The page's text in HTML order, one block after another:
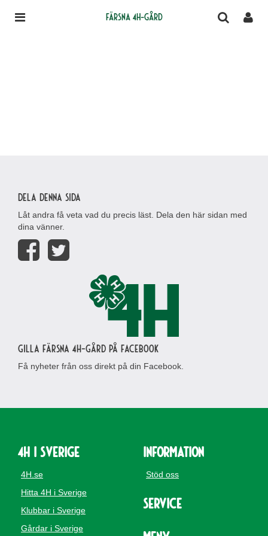
Färsna 4H-gård
Dela denna sida
Låt andra få veta vad du precis läst. Dela den här sidan med
dina vänner.
Gilla Färsna 4H-gård på Facebook
Få nyheter från oss direkt på din Facebook.
4H i Sverige
4H.se
Hitta 4H i Sverige
Klubbar i Sverige
Gårdar i Sverige
Information
Stöd oss
Service